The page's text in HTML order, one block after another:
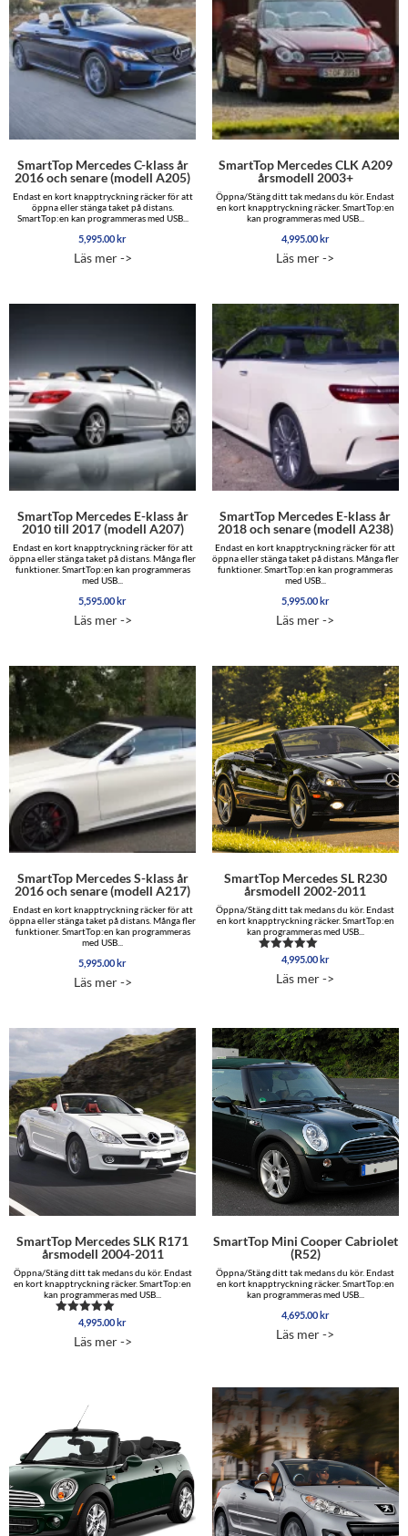
SmartTop Mercedes C-klass år
2016 och senare (modell A205)
Endast en kort knapptryckning räcker för att
öppna eller stänga taket på distans.
SmartTop:en kan programmeras med USB...
5,995.00kr
Läs mer ->
SmartTop Mercedes CLK A209
årsmodell 2003+
Öppna/Stäng ditt tak medans du kör. Endast
en kort knapptryckning räcker. SmartTop:en
kan programmeras med USB...
4,995.00kr
Läs mer ->
SmartTop Mercedes E-klass år
2010 till 2017 (modell A207)
Endast en kort knapptryckning räcker för att
öppna eller stänga taket på distans. Många fler
funktioner. SmartTop:en kan programmeras
med USB...
5,595.00 kr
Läs mer ->
SmartTop Mercedes E-klass år
2018 och senare (modell A238)
Endast en kort knapptryckning räcker för att
öppna eller stänga taket på distans. Många fler
funktioner. SmartTop:en kan programmeras
med USB...
5,995.00 kr
Läs mer ->
SmartTop Mercedes S-klass år
2016 och senare (modell A217)
Endast en kort knapptryckning räcker för att
öppna eller stänga taket på distans. Många fler
funktioner. SmartTop:en kan programmeras
med USB...
5,995.00 kr
Läs mer ->
SmartTop Mercedes SL R230
årsmodell 2002-2011
Öppna/Stäng ditt tak medans du kör. Endast
en kort knapptryckning räcker. SmartTop:en
kan programmeras med USB...
Betygsatt
av 5
4,995.00 kr
Läs mer ->
SmartTop Mercedes SLK R171
årsmodell 2004-2011
Öppna/Stäng ditt tak medans du kör. Endast
en kort knapptryckning räcker. SmartTop:en
kan programmeras med USB...
Betygsatt
av 5
4,995.00kr
Läs mer ->
SmartTop Mini Cooper Cabriolet
(R52)
Öppna/Stäng ditt tak medans du kör. Endast
en kort knapptryckning räcker. SmartTop:en
kan programmeras med USB...
4,695.00kr
Läs mer ->